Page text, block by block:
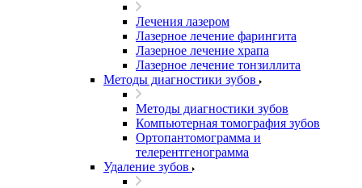
Лечения лазером
Лазерное лечение фарингита
Лазерное лечение храпа
Лазерное лечение тонзиллита
Методы диагностики зубов
Методы диагностики зубов
Компьютерная томография зубов
Ортопантомограмма и
телерентгенограмма
Удаление зубов